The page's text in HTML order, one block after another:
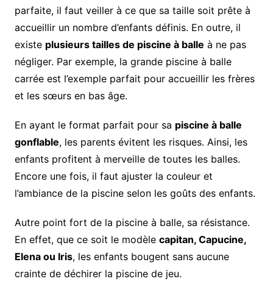
parfaite, il faut veiller à ce que sa taille soit prête à
accueillir un nombre d’enfants définis. En outre, il
existe plusieurs tailles de piscine à balle à ne pas
négliger. Par exemple, la grande piscine à balle
carrée est l’exemple parfait pour accueillir les frères
et les sœurs en bas âge.
En ayant le format parfait pour sa piscine à balle
gonflable, les parents évitent les risques. Ainsi, les
enfants profitent à merveille de toutes les balles.
Encore une fois, il faut ajuster la couleur et
l’ambiance de la piscine selon les goûts des enfants.
Autre point fort de la piscine à balle, sa résistance.
En effet, que ce soit le modèle capitan, Capucine,
Elena ou Iris, les enfants bougent sans aucune
crainte de déchirer la piscine de jeu.